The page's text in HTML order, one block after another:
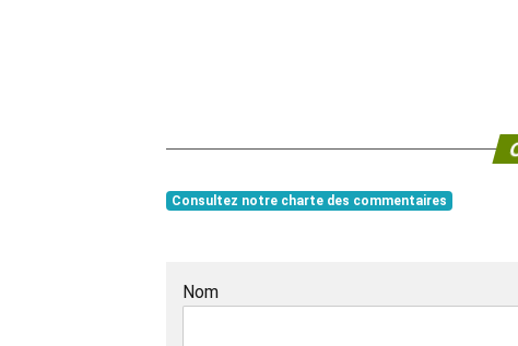
Consultez notre charte des commentaires
Nom